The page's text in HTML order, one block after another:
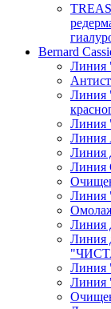
Bernard
Линия
Линия
Линия
Линия
Линия
Линия
Линия
Линия
Линия
Линия
Линия